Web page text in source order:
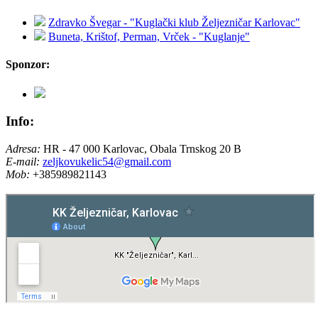
Zdravko Švegar - "Kuglački klub Željezničar Karlovac"
Buneta, Krištof, Perman, Vrček - "Kuglanje"
Sponzor:
Info:
Adresa: HR - 47 000 Karlovac, Obala Trnskog 20 B
E-mail: zeljkovukelic54@gmail.com
Mob: +385989821143